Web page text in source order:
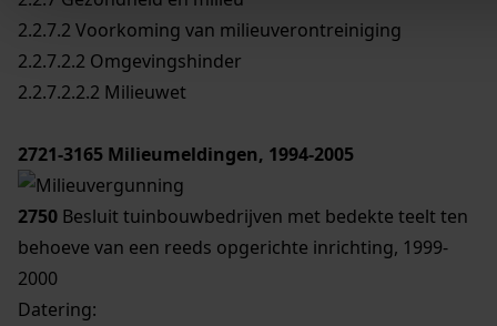
2.2.7.2 Voorkoming van milieuverontreiniging
2.2.7.2.2 Omgevingshinder
2.2.7.2.2.2 Milieuwet
2721-3165 Milieumeldingen, 1994-2005
2750 Besluit tuinbouwbedrijven met bedekte teelt ten
behoeve van een reeds opgerichte inrichting, 1999-
2000
Datering: